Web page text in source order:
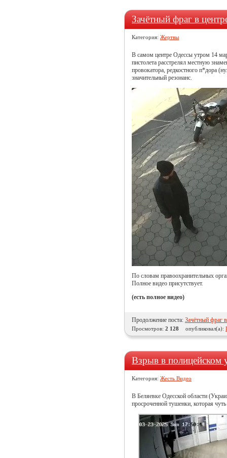
Зачётный фраг в
Категория: Жертвы
В самом центре Одессы утром 14
пистолета расстрелял местную
провокатора, редкостного п*дора
значительный резонанс.
По словам правоохранительных
Полное видео присутствует.
(есть полное видео)
Продолжение поста: Зачётный фраг
Просмотров: 2 128 опубликовал(а):
Взрыв в полицейском
Категория: Жесть Видео
В Беляевке Одесской области
просроченной тушенки, которая